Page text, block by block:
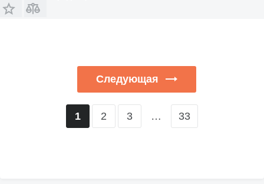
Следующая
1 2 3 … 33